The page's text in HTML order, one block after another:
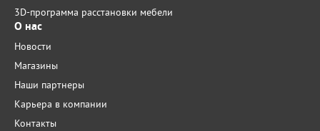
3D-программа расстановки мебели
О нас
Новости
Магазины
Наши партнеры
Карьера в компании
Контакты